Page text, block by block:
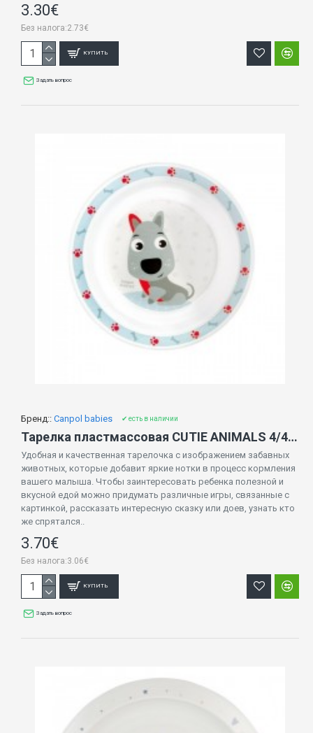
3.30€
Без налога:2.73€
КУПИТЬ
Задать вопрос
Бренд:: Canpol babies ✔ есть в наличии
Тарелка пластмассовая CUTIE ANIMALS 4/411 blue
Удобная и качественная тарелочка с изображением забавных
животных, которые добавит яркие нотки в процесс кормления
вашего малыша. Чтобы заинтересовать ребенка полезной и
вкусной едой можно придумать различные игры, связанные с
картинкой, рассказать интересную сказку или доев, узнать кто
же спрятался..
3.70€
Без налога:3.06€
КУПИТЬ
Задать вопрос